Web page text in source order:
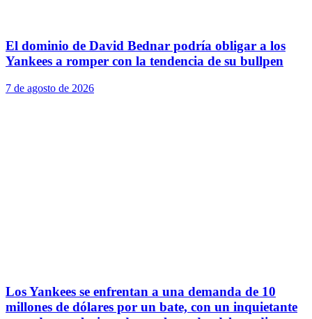
El dominio de David Bednar podría obligar a los
Yankees a romper con la tendencia de su bullpen
7 de agosto de 2026
Los Yankees se enfrentan a una demanda de 10
millones de dólares por un bate, con un inquietante